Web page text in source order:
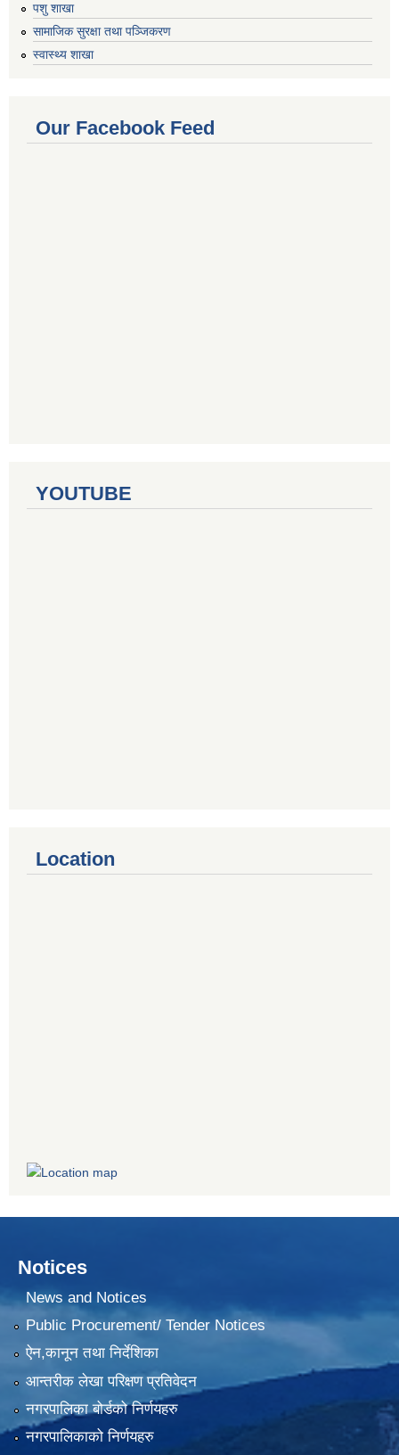
पशु शाखा
सामाजिक सुरक्षा तथा पञ्जिकरण
स्वास्थ्य शाखा
Our Facebook Feed
YOUTUBE
Location
Notices
News and Notices
Public Procurement/ Tender Notices
ऐन,कानून तथा निर्देशिका
आन्तरीक लेखा परिक्षण प्रतिवेदन
नगरपालिका बोर्डको निर्णयहरु
नगरपालिकाको निर्णयहरु